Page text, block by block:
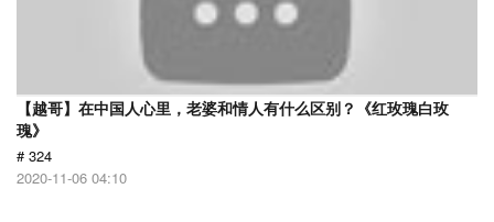
【越哥】在中国人心里，老婆和情人有什么区别？《红玫瑰白玫
瑰》
# 324
2020-11-06 04:10